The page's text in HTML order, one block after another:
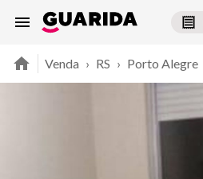
Venda › RS › Porto Alegre